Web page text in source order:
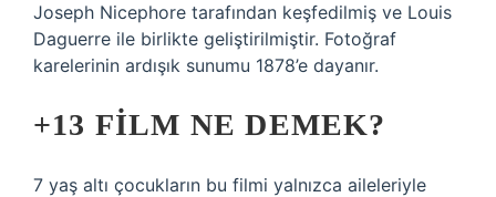
Joseph Nicephore tarafından keşfedilmiş ve Louis
Daguerre ile birlikte geliştirilmiştir. Fotoğraf
karelerinin ardışık sunumu 1878’e dayanır.
+13 FILM NE DEMEK?
7 yaş altı çocukların bu filmi yalnızca aileleriyle